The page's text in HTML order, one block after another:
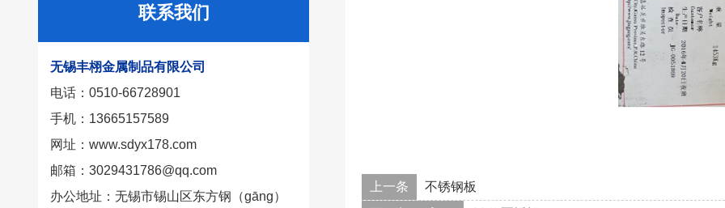
联系我们
无锡丰栩金属制品有限公司
电话：0510-66728901
手机：13665157589
网址： www.sdyx178.com
邮箱：3029431786@qq.com
办公地址：无锡市锡山区东方钢（gāng）
上一条
不锈钢板